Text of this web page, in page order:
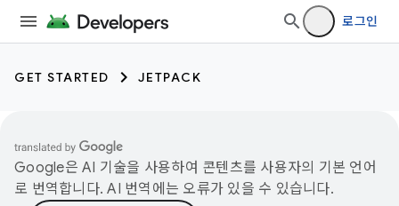
로그인
GET STARTED JETPACK
Google은 AI 기술을 사용하여 콘텐츠를 사용자의 기본 언어
로 번역합니다. AI 번역에는 오류가 있을 수 있습니다.